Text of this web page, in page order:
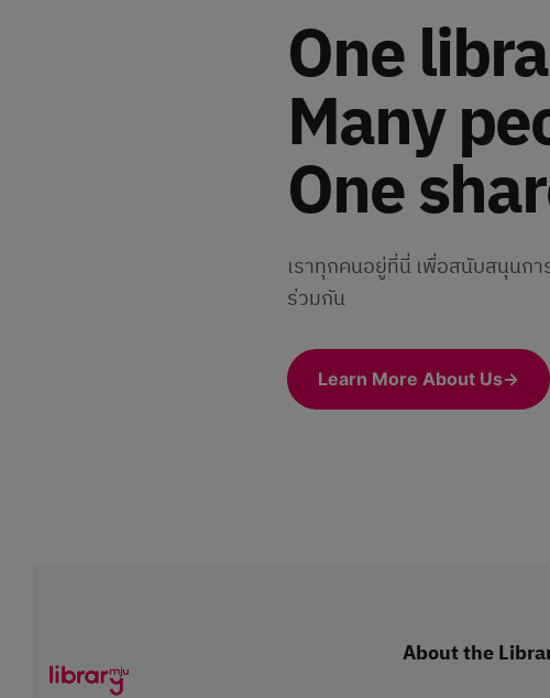
One
Many
One
เราทุกคนอยู่ที่นี่ เพื่อสนับสนุนก
ร่วมกัน
Learn More About Us→
About the